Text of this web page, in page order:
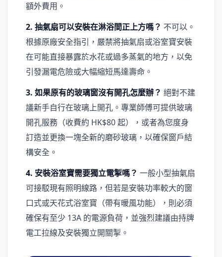
額外費用。
2. 抽氣扇可以安裝在淋浴間正上方嗎？ 不可以。
根據原廠安全指引，嚴禁將抽氣扇或浴室寶安裝
在可能直接暴露於水花或過多蒸氣的地方，以免
引發漏電危險或大幅縮短馬達壽命。
3. 如果原有的玻璃窗沒有開孔怎麼辦？ 絕對不建
議新手自行在玻璃上開孔。專業師傅可提供玻璃
開孔服務（收費約 HK$80 起），或者為您度身
訂造並更換一塊全新的磨砂玻璃，以確保窗戶結
構安全。
4. 安裝浴室寶需要獨立電掣嗎？ 一般小型抽氣扇
可接駁現有照明線路，但若是安裝功率較大的窗
口式或天花式浴室寶（帶有暖風功能），則必須
確保有至少 13A 的電源負荷，並強烈建議由持牌
電工拉線及安裝獨立開關掣。